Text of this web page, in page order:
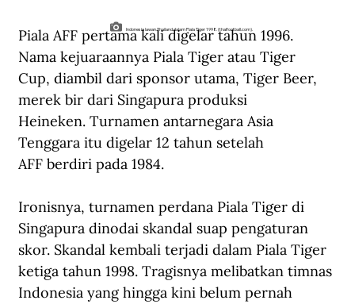
Indonesia lawan Thailand dalam Piala Tiger 1998. (thaifootball.com).
Piala AFF pertama kali digelar tahun 1996.
Nama kejuaraannya Piala Tiger atau Tiger
Cup, diambil dari sponsor utama, Tiger Beer,
merek bir dari Singapura produksi
Heineken. Turnamen antarnegara Asia
Tenggara itu digelar 12 tahun setelah
AFF berdiri pada 1984.
Ironisnya, turnamen perdana Piala Tiger di
Singapura dinodai skandal suap pengaturan
skor. Skandal kembali terjadi dalam Piala Tiger
ketiga tahun 1998. Tragisnya melibatkan timnas
Indonesia yang hingga kini belum pernah